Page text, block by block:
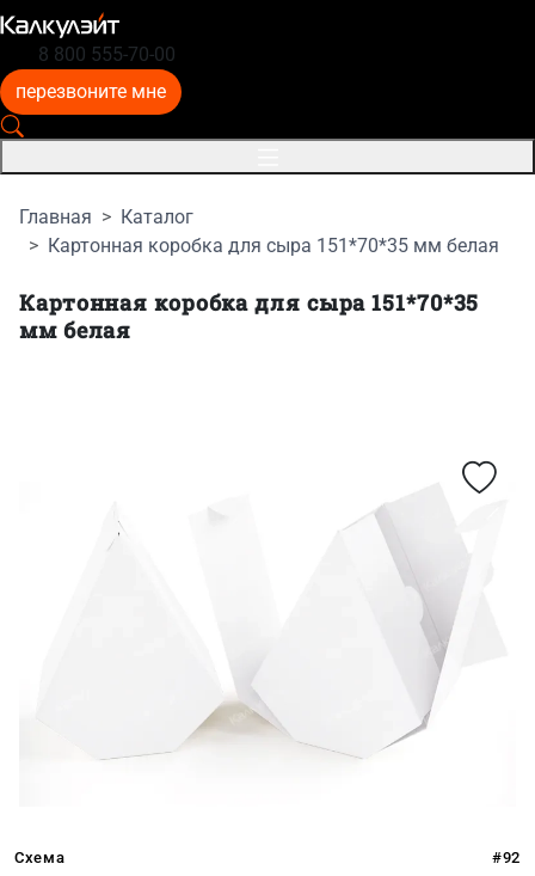
8 800 555-70-00
перезвоните мне
Главная
Каталог
Картонная коробка для сыра 151*70*35 мм белая
Картонная коробка для сыра 151*70*35
мм белая
Схема #92